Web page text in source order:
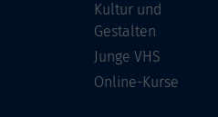
Kultur und
Gestalten
Junge VHS
Online-Kurse